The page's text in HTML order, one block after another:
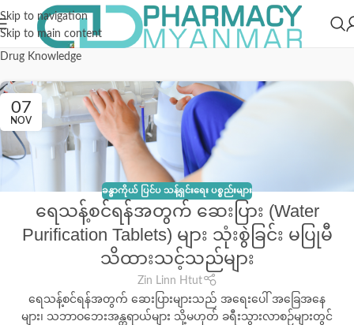
Skip to navigation
Skip to main content
Drug Knowledge
07
NOV
ခန္ဓာကိုယ် ပြင်ပ သန့်ရှင်းရေး ပစ္စည်းများ
ရေသန့်စင်ရန်အတွက် ဆေးပြား (Water
Purification Tablets) များ သုံးစွဲခြင်း မပြုမီ
သိထားသင့်သည်များ
Zin Linn Htut
ရေသန့်စင်ရန်အတွက် ဆေးပြားများသည် အရေးပေါ် အခြေအနေ
များ၊ သဘာဝဘေးအန္တရာယ်များ သို့မဟုတ် ခရီးသွားလာစဉ်များတွင်